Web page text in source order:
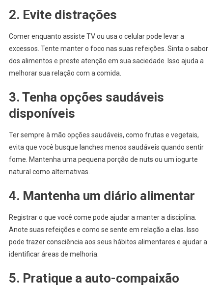
2. Evite distrações
Comer enquanto assiste TV ou usa o celular pode levar a
excessos. Tente manter o foco nas suas refeições. Sinta o sabor
dos alimentos e preste atenção em sua saciedade. Isso ajuda a
melhorar sua relação com a comida.
3. Tenha opções saudáveis
disponíveis
Ter sempre à mão opções saudáveis, como frutas e vegetais,
evita que você busque lanches menos saudáveis quando sentir
fome. Mantenha uma pequena porção de nuts ou um iogurte
natural como alternativas.
4. Mantenha um diário alimentar
Registrar o que você come pode ajudar a manter a disciplina.
Anote suas refeições e como se sente em relação a elas. Isso
pode trazer consciência aos seus hábitos alimentares e ajudar a
identificar áreas de melhoria.
5. Pratique a auto-compaixão